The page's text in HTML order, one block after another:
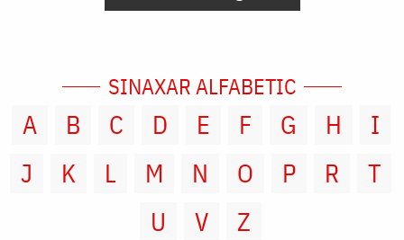
SINAXAR ALFABETIC
A B C D E F G H
I
J
K L M N O P R
T
U
V Z